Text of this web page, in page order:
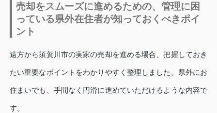
売却をスムーズに進めるための、管理に困
っている県外在住者が知っておくべきポイ
ント
遠方から須賀川市の実家の売却を進める場合、把握しておき
たい重要なポイントをわかりやすく整理しました。県外にお
住まいでも、手間なく円滑に進めていただけるような内容で
す。